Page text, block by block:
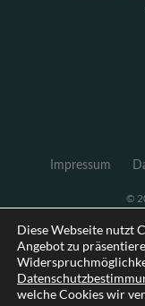
Impressum
©
Diese Webseite nutzt
Angebot zu
welche Cookies wir